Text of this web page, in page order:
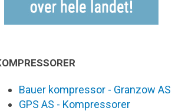
Bauer kompressor - Granzow AS
GPS AS - Kompressorer